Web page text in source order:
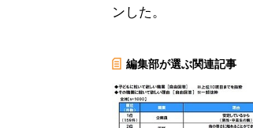
ンした。
編集部が選ぶ関連記事